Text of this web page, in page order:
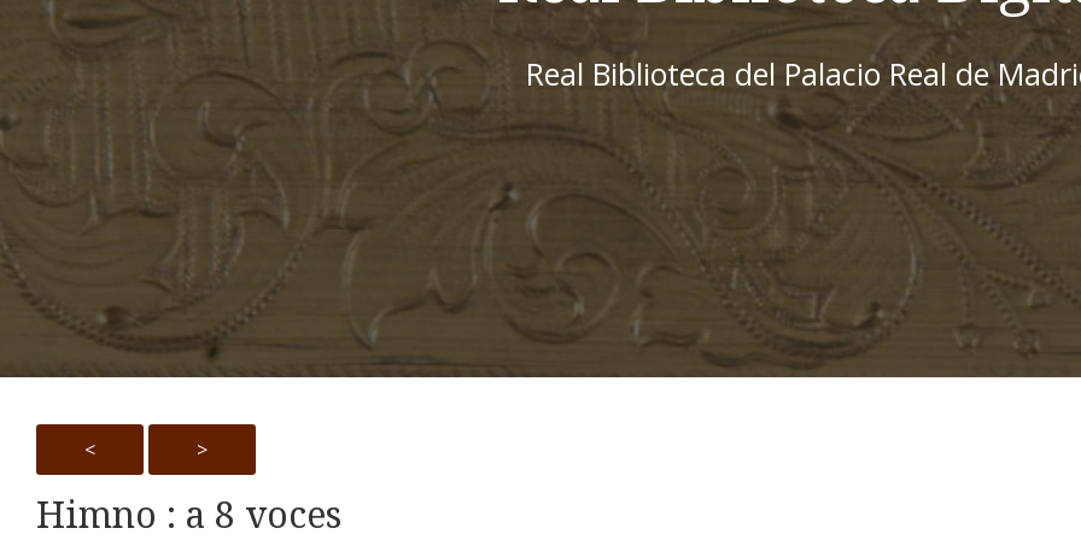
Real Biblioteca del Palacio Real de
< >
Himno : a 8 voces